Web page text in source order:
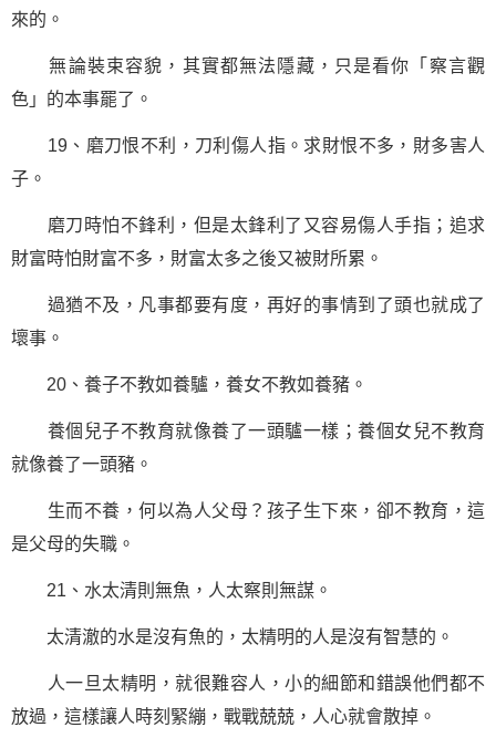
來的。
無論裝束容貌，其實都無法隱藏，只是看你「察言觀
色」的本事罷了。
19、磨刀恨不利，刀利傷人指。求財恨不多，財多害人
子。
磨刀時怕不鋒利，但是太鋒利了又容易傷人手指；追求
財富時怕財富不多，財富太多之後又被財所累。
過猶不及，凡事都要有度，再好的事情到了頭也就成了
壞事。
20、養子不教如養驢，養女不教如養豬。
養個兒子不教育就像養了一頭驢一樣；養個女兒不教育
就像養了一頭豬。
生而不養，何以為人父母？孩子生下來，卻不教育，這
是父母的失職。
21、水太清則無魚，人太察則無謀。
太清澈的水是沒有魚的，太精明的人是沒有智慧的。
人一旦太精明，就很難容人，小的細節和錯誤他們都不
放過，這樣讓人時刻緊繃，戰戰兢兢，人心就會散掉。